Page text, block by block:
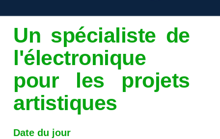
Un spécialiste de
l'électronique
pour les projets
artistiques
Date du jour